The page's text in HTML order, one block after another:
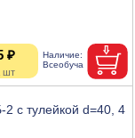
₽
с тулейкой d=40, 4